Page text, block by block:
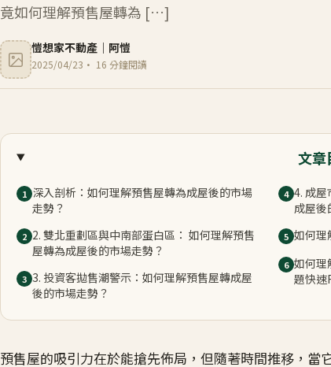
竟如何理解預售屋轉為 […]
愷想家不動產 ｜ 阿愷
2025/04/23 · 16 分鐘閱讀
文章
1 深入剖析：如何理解預售屋轉為成屋後的市場
走勢？
2 2. 雙北重劃區與中南部蛋白區： 如何理解預售
屋轉為成屋後的市場走勢？
3 3. 投資客拋售潮警示：如何理解預售屋轉成屋
後的市場走勢？
4 4. 成
成屋後
5 如何理
6 如何理
題快速
預售屋的吸引力在於能搶先佈局，但隨著時間推移，